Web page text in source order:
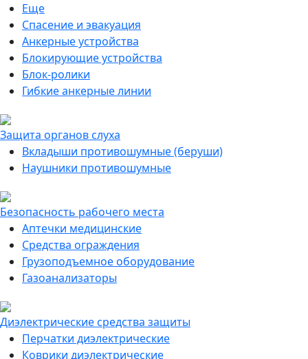
Еще
Спасение и эвакуация
Анкерные устройства
Блокирующие устройства
Блок-ролики
Гибкие анкерные линии
Защита органов слуха
Вкладыши противошумные (беруши)
Наушники противошумные
Безопасность рабочего места
Аптечки медицинские
Средства ограждения
Грузоподъемное оборудование
Газоанализаторы
Диэлектрические средства защиты
Перчатки диэлектрические
Коврики диэлектрические